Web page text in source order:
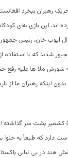
بیخرد
اند. این بازی های
ایوب خان، رئیس جمهور
شدند که با
شورش ملا ها علیه رفع
اینکه رهبران ما از
کشمیر پشت سر
دارد که طبعأ به
هند در بی ثباتی